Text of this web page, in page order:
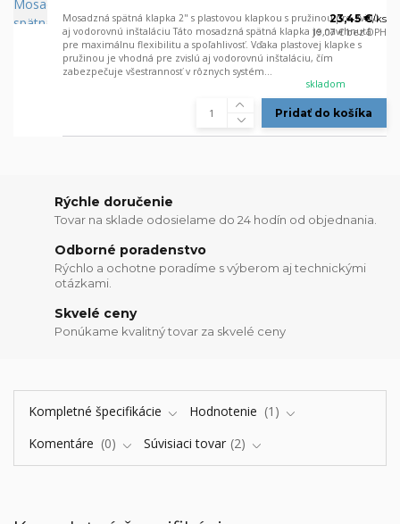
Mosadzná spätná klapka 2" s plastovou klapkou s pružinou pre zvislú
aj vodorovnú inštaláciu Táto mosadzná spätná klapka je navrhnutá
pre maximálnu flexibilitu a spoľahlivosť. Vďaka plastovej klapke s
pružinou je vhodná pre zvislú aj vodorovnú inštaláciu, čím
zabezpečuje všestrannosť v rôznych systém...
23,45 €/ks
19,07 €bez DPH
skladom
Pridať do košíka
Rýchle doručenie
Tovar na sklade odosielame do 24 hodín od objednania.
Odborné poradenstvo
Rýchlo a ochotne poradíme s výberom aj technickými
otázkami.
Skvelé ceny
Ponúkame kvalitný tovar za skvelé ceny
Kompletné špecifikácie Hodnotenie
1
Komentáre
0 Súvisiaci tovar 2